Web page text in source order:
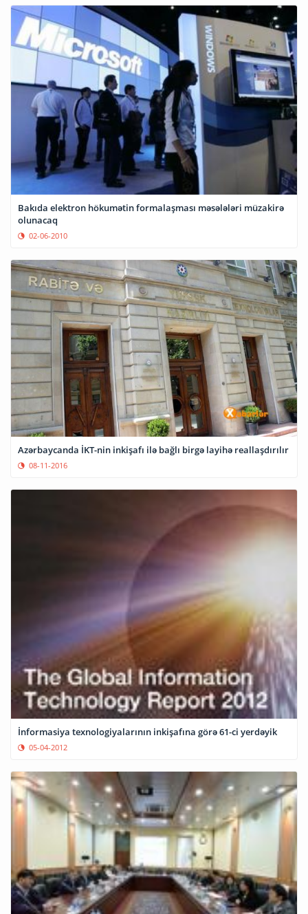
Bakıda elektron hökumətin formalaşması məsələləri müzakirə
olunacaq
02-06-2010
Azərbaycanda İKT-nin inkişafı ilə bağlı birgə layihə reallaşdırılır
08-11-2016
İnformasiya texnologiyalarının inkişafına görə 61-ci yerdəyik
05-04-2012